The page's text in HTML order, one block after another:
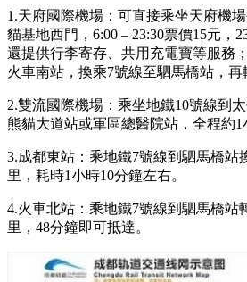
1.天府國際機場：可直接乘坐天府機
貓基地西門，6:00 – 23:30票價15元，
還提供行李寄存、共用充電寶等服務
火車南站，換乘7號線至駟馬橋站，再
2.雙流國際機場：乘坐地鐵10號線到
熊貓大道站或軍區總醫院站，全程約1
3.成都東站：乘地鐵7號線到駟馬橋站
里，耗時1小時10分鐘左右。
4.火車北站：乘地鐵7號線到駟馬橋站
里，48分鐘即可抵達。